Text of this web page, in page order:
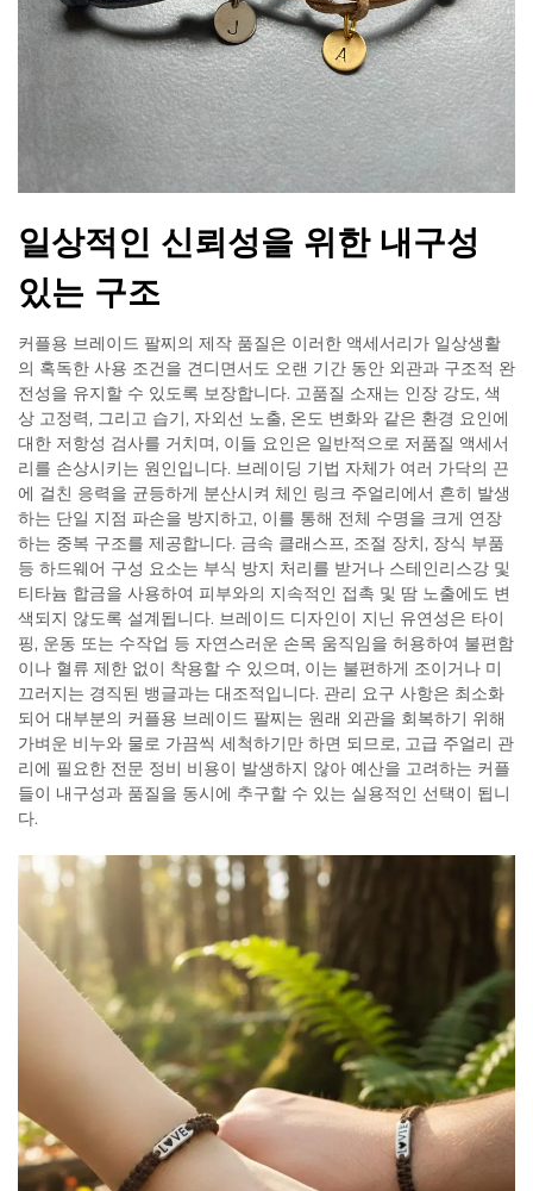
일상적인 신뢰성을 위한 내구성
있는 구조
커플용 브레이드 팔찌의 제작 품질은 이러한 액세서리가 일상생활
의 혹독한 사용 조건을 견디면서도 오랜 기간 동안 외관과 구조적 완
전성을 유지할 수 있도록 보장합니다. 고품질 소재는 인장 강도, 색
상 고정력, 그리고 습기, 자외선 노출, 온도 변화와 같은 환경 요인에
대한 저항성 검사를 거치며, 이들 요인은 일반적으로 저품질 액세서
리를 손상시키는 원인입니다. 브레이딩 기법 자체가 여러 가닥의 끈
에 걸친 응력을 균등하게 분산시켜 체인 링크 주얼리에서 흔히 발생
하는 단일 지점 파손을 방지하고, 이를 통해 전체 수명을 크게 연장
하는 중복 구조를 제공합니다. 금속 클래스프, 조절 장치, 장식 부품
등 하드웨어 구성 요소는 부식 방지 처리를 받거나 스테인리스강 및
티타늄 합금을 사용하여 피부와의 지속적인 접촉 및 땀 노출에도 변
색되지 않도록 설계됩니다. 브레이드 디자인이 지닌 유연성은 타이
핑, 운동 또는 수작업 등 자연스러운 손목 움직임을 허용하여 불편함
이나 혈류 제한 없이 착용할 수 있으며, 이는 불편하게 조이거나 미
끄러지는 경직된 뱅글과는 대조적입니다. 관리 요구 사항은 최소화
되어 대부분의 커플용 브레이드 팔찌는 원래 외관을 회복하기 위해
가벼운 비누와 물로 가끔씩 세척하기만 하면 되므로, 고급 주얼리 관
리에 필요한 전문 정비 비용이 발생하지 않아 예산을 고려하는 커플
들이 내구성과 품질을 동시에 추구할 수 있는 실용적인 선택이 됩니
다.